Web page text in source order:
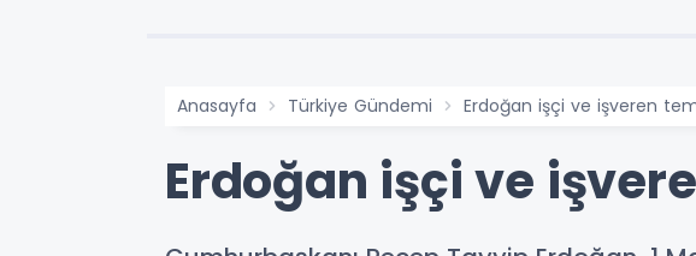
Anasayfa Türkiye Gündemi Erdoğan işçi ve işveren
Erdoğan işçi ve